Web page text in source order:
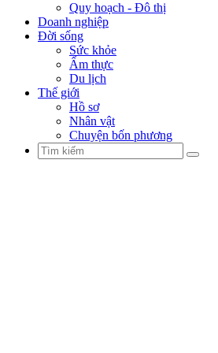
Quy hoạch - Đô thị
Doanh nghiệp
Đời sống
Sức khỏe
Ẩm thực
Du lịch
Thế giới
Hồ sơ
Nhân vật
Chuyện bốn phương